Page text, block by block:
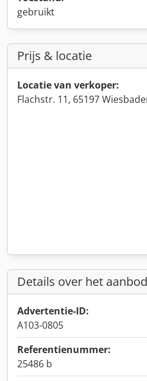
gebruikt
Prijs & locatie
Locatie van verkoper:
Flachstr. 11, 65197
Details over het aanbod
Advertentie-ID:
A103-0805
Referentienummer:
25486 b